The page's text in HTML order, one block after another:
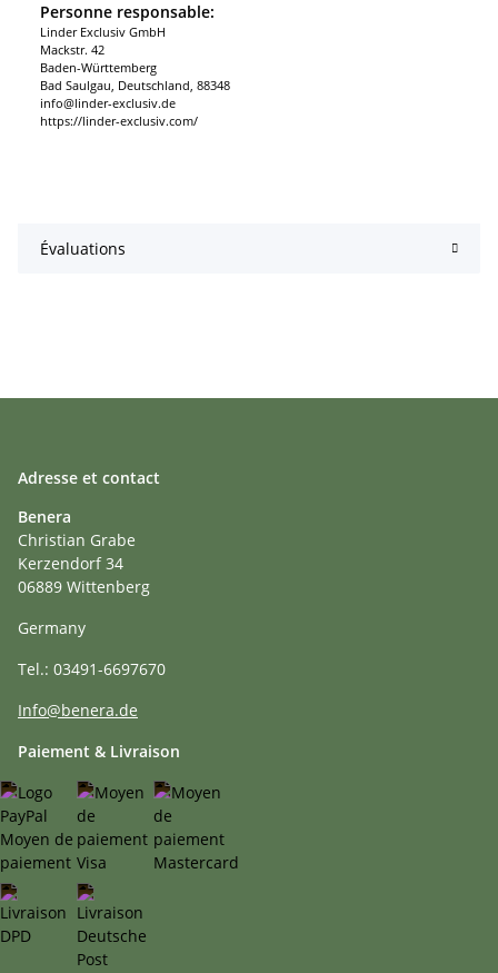
Personne responsable:
Linder Exclusiv GmbH
Mackstr. 42
Baden-Württemberg
Bad Saulgau, Deutschland, 88348
info@linder-exclusiv.de
https://linder-exclusiv.com/
Évaluations
Adresse et contact
Benera
Christian Grabe
Kerzendorf 34
06889 Wittenberg
Germany
Tel.: 03491-6697670
Info@benera.de
Paiement & Livraison